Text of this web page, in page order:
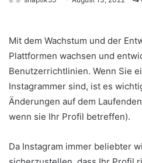
Mit dem Wachstum und der
Plattformen wachsen und
Benutzerrichtlinien. Wenn Sie
Instagrammer sind, ist es
Änderungen auf dem
wenn sie Ihr Profil betreffen).
Da Instagram immer beliebter